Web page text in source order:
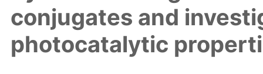
conjugates and
photocatalytic